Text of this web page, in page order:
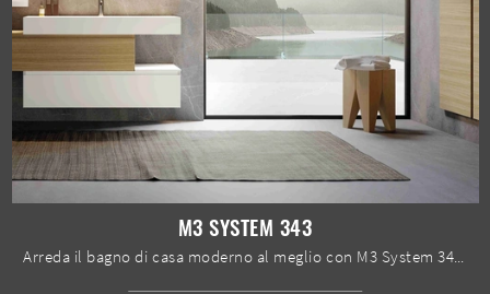
M3 SYSTEM 343